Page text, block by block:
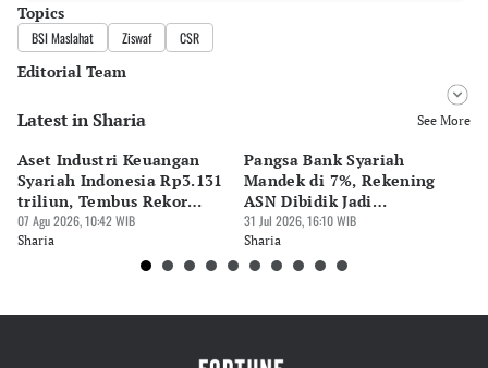
Topics
BSI Maslahat Ziswaf CSR
Editorial Team
Editor
Editor
Pingit Aria
Latest in Sharia See More
Aset Industri Keuangan
Syariah Indonesia Rp3.131
triliun, Tembus Rekor
Sejarah
07 Agu 2026, 10:42 WIB
Sharia
Pangsa Bank Syariah
Mandek di 7%, Rekening
ASN Dibidik Jadi
Pendorong
31 Jul 2026, 16:10 WIB
Sharia